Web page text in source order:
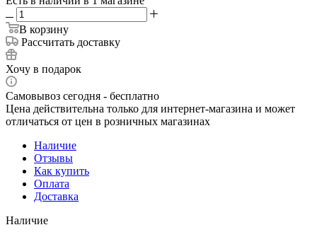
В корзину
Рассчитать доставку
Хочу в подарок
Самовывоз сегодня - бесплатно
Цена действительна только для интернет-магазина и может
отличаться от цен в розничных магазинах
Наличие
Отзывы
Как купить
Оплата
Доставка
Наличие